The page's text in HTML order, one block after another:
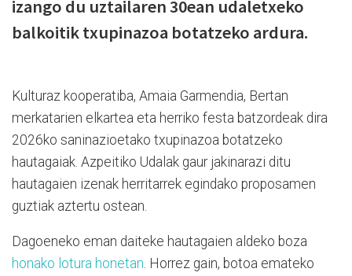
izango du uztailaren 30ean udaletxeko
balkoitik txupinazoa botatzeko ardura.
Kulturaz kooperatiba, Amaia Garmendia, Bertan
merkatarien elkartea eta herriko festa batzordeak dira
2026ko saninazioetako txupinazoa botatzeko
hautagaiak. Azpeitiko Udalak gaur jakinarazi ditu
hautagaien izenak herritarrek egindako proposamen
guztiak aztertu ostean.
Dagoeneko eman daiteke hautagaien aldeko boza
honako lotura honetan. Horrez gain, botoa emateko